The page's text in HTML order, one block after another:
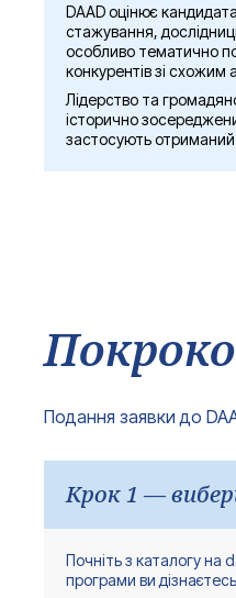
DAAD оцінює
стажування,
особливо тематично
конкурентів зі
Лідерство та
історично
застосують отриманий
Подання заявки до
Крок 1 —
Почніть з каталогу на
програми ви